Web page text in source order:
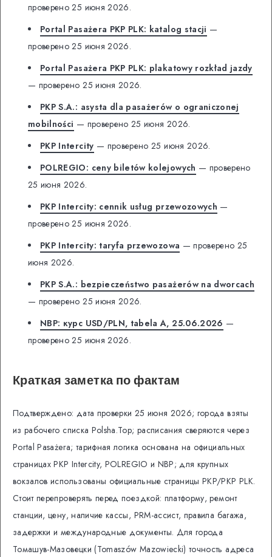
проверено 25 июня 2026.
Portal Pasażera PKP PLK: katalog stacji —
проверено 25 июня 2026.
Portal Pasażera PKP PLK: plakatowy rozkład jazdy
— проверено 25 июня 2026.
PKP S.A.: asysta dla pasażerów o ograniczonej
mobilności — проверено 25 июня 2026.
PKP Intercity — проверено 25 июня 2026.
POLREGIO: ceny biletów kolejowych — проверено
25 июня 2026.
PKP Intercity: cennik usług przewozowych —
проверено 25 июня 2026.
PKP Intercity: taryfa przewozowa — проверено 25
июня 2026.
PKP S.A.: bezpieczeństwo pasażerów na dworcach
— проверено 25 июня 2026.
NBP: курс USD/PLN, tabela A, 25.06.2026 —
проверено 25 июня 2026.
Краткая заметка по фактам
Подтверждено: дата проверки 25 июня 2026; города взяты
из рабочего списка Polsha.Top; расписания сверяются через
Portal Pasażera; тарифная логика основана на официальных
страницах PKP Intercity, POLREGIO и NBP; для крупных
вокзалов использованы официальные страницы PKP/PKP PLK.
Стоит перепроверять перед поездкой: платформу, ремонт
станции, цену, наличие кассы, PRM-ассист, правила багажа,
задержки и международные документы. Для города
Томашув-Мазовецки (Tomaszów Mazowiecki) точность адреса